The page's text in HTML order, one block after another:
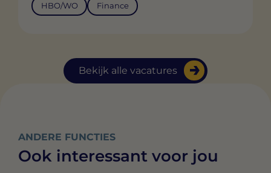
Bekijk alle vacatures
HBO/WO Finance
ANDERE FUNCTIES
Ook interessant voor jou